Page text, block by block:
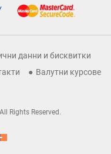
данни и бисквитки
Валутни курсове
Rights Reserved.